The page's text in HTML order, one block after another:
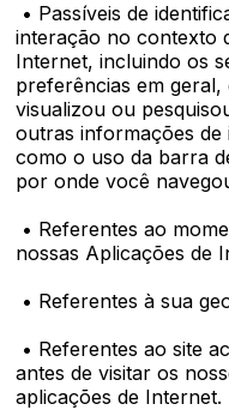
• Passíveis de
interação no contexto
Internet, incluindo os
preferências em
visualizou ou
outras informações de
como o uso da barra
por onde você
• Referentes ao
nossas Aplicações de
• Referentes à sua
• Referentes ao site
antes de visitar os
aplicações de Internet.